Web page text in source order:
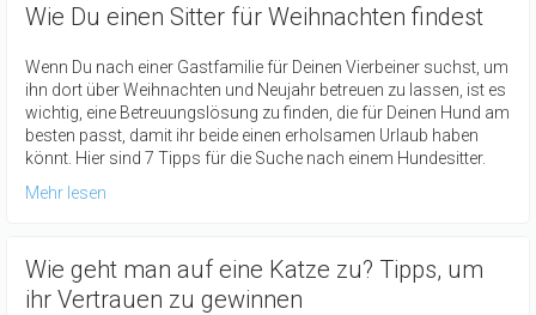
Wie Du einen Sitter für Weihnachten findest
Wenn Du nach einer Gastfamilie für Deinen Vierbeiner suchst, um
ihn dort über Weihnachten und Neujahr betreuen zu lassen, ist es
wichtig, eine Betreuungslösung zu finden, die für Deinen Hund am
besten passt, damit ihr beide einen erholsamen Urlaub haben
könnt. Hier sind 7 Tipps für die Suche nach einem Hundesitter.
Mehr lesen
Wie geht man auf eine Katze zu? Tipps, um
ihr Vertrauen zu gewinnen